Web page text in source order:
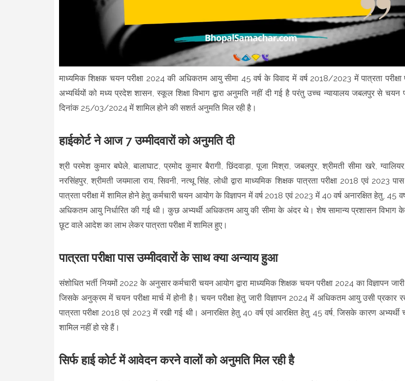
माध्यमिक शिक्षक चयन परीक्षा 2024 की अधिकतम आयु सीमा 45 वर्ष के विवाद में वर्ष 2018/2023 में पात्रता
अभ्यर्थियों को मध्य प्रदेश शासन, स्कूल शिक्षा विभाग द्वारा अनुमति नहीं दी गई है परंतु उच्च न्यायालय जबलपुर से चयन
दिनांक 25/03/2024 में शामिल होने की सशर्त अनुमति मिल रही है।
हाईकोर्ट ने आज 7 उम्मीदवारों को अनुमति दी
श्री परमेश कुमार बघेले, बालाघाट, प्रमोद कुमार बैरागी, छिंदवाड़ा, पूजा मिश्रा, जबलपुर, श्रीमती सीमा खरे,
नरसिंहपुर, श्रीमती जयमाला राय, सिवनी, नत्थू सिंह, लोधी द्वारा माध्यमिक शिक्षक पात्रता परीक्षा 2018 एवं 2023
पात्रता परीक्षा में शामिल होने हेतु कर्मचारी चयन आयोग के विज्ञापन में वर्ष 2018 एवं 2023 में 40 वर्ष अनारक्षित हेतु, 45
अधिकतम आयु निर्धारित की गई थी। कुछ अभ्यर्थी अधिकतम आयु की सीमा के अंदर थे। शेष सामान्य प्रशासन विभाग
छूट वाले आदेश का लाभ लेकर पात्रता परीक्षा में शामिल हुए।
पात्रता परीक्षा पास उम्मीदवारों के साथ क्या अन्याय हुआ
संशोधित भर्ती नियमों 2022 के अनुसार कर्मचारी चयन आयोग द्वारा माध्यमिक शिक्षक चयन परीक्षा 2024 का विज्ञापन
जिसके अनुक्रम में चयन परीक्षा मार्च में होनी है। चयन परीक्षा हेतु जारी विज्ञापन 2024 में अधिकतम आयु उसी प्रकार
पात्रता परीक्षा 2018 एवं 2023 में रखी गई थी। अनारक्षित हेतु 40 वर्ष एवं आरक्षित हेतु 45 वर्ष, जिसके कारण अभ्यर्थी
शामिल नहीं हो रहे हैं।
सिर्फ हाई कोर्ट में आवेदन करने वालों को अनुमति मिल रही है